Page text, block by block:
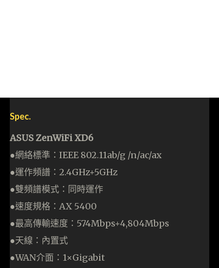
Spec.
ASUS ZenWiFi XD6
●網絡標準：IEEE 802.11ab/g /n/ac/ax
●運作頻譜：2.4GHz+5GHz
●雙頻譜模式：同時運作
●速度規格：AX 5400
●最高傳輸速度：574Mbps+4,804Mbps
●天線：內置式
●WAN介面：1×Gigabit